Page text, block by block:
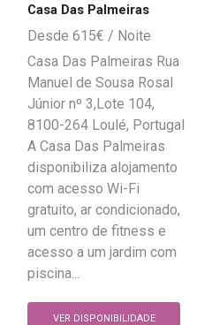
Casa Das Palmeiras
615€
Casa Das Palmeiras Rua
Manuel de Sousa Rosal
Júnior nº 3,Lote 104,
8100-264 Loulé, Portugal
A Casa Das Palmeiras
disponibiliza alojamento
com acesso Wi-Fi
gratuito, ar condicionado,
um centro de fitness e
acesso a um jardim com
piscina...
VER DISPONIBILIDADE